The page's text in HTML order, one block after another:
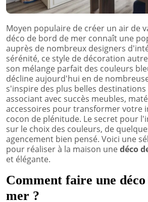
Moyen populaire de créer un air de
déco de bord de mer connaît une
auprès de nombreux designers
sérénité, ce style de décoration
son mélange parfait des couleurs
décline aujourd'hui en de
s'inspire des plus belles
associant avec succès meubles,
accessoires pour transformer votre
cocon de plénitude. Le secret pour
sur le choix des couleurs, de
agencement bien pensé. Voici une
pour réaliser à la maison unedéco
et élégante.
Comment faire une
mer ?